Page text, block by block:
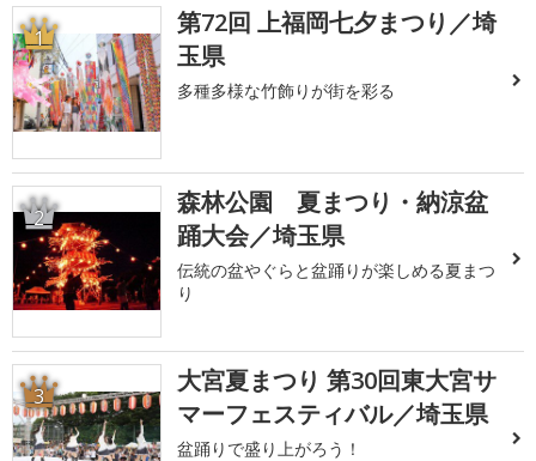
1
第72回 上福岡七夕まつり／埼
玉県
多種多様な竹飾りが街を彩る
2
森林公園 夏まつり・納涼盆
踊大会／埼玉県
伝統の盆やぐらと盆踊りが楽しめる夏まつ
り
3
大宮夏まつり 第30回東大宮サ
マーフェスティバル／埼玉県
盆踊りで盛り上がろう！